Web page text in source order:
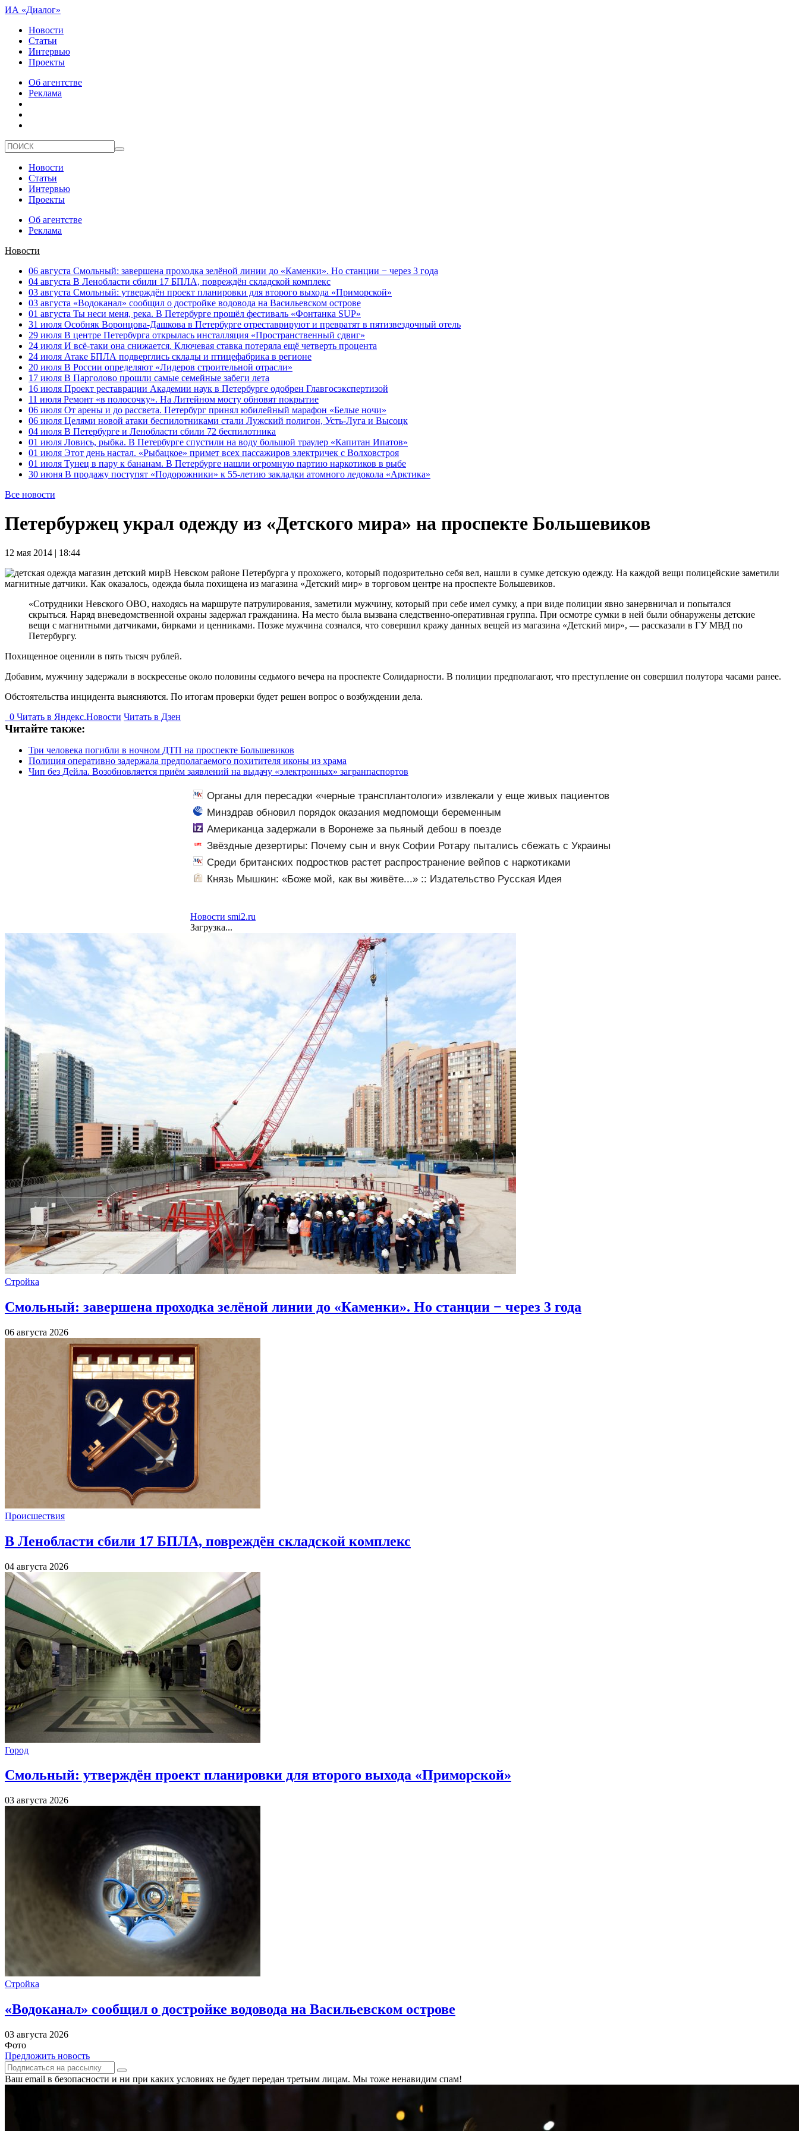
ИА «Диалог»
Новости
Статьи
Интервью
Проекты
Об агентстве
Реклама
Новости
Статьи
Интервью
Проекты
Об агентстве
Реклама
Новости
06 августа Смольный: завершена проходка зелёной линии до «Каменки». Но станции − через 3 года
04 августа В Ленобласти сбили 17 БПЛА, повреждён складской комплекс
03 августа Смольный: утверждён проект планировки для второго выхода «Приморской»
03 августа «Водоканал» сообщил о достройке водовода на Васильевском острове
01 августа Ты неси меня, река. В Петербурге прошёл фестиваль «Фонтанка SUP»
31 июля Особняк Воронцова-Дашкова в Петербурге отреставрируют и превратят в пятизвездочный отель
29 июля В центре Петербурга открылась инсталляция «Пространственный сдвиг»
24 июля И всё-таки она снижается. Ключевая ставка потеряла ещё четверть процента
24 июля Атаке БПЛА подверглись склады и птицефабрика в регионе
20 июля В России определяют «Лидеров строительной отрасли»
17 июля В Парголово прошли самые семейные забеги лета
16 июля Проект реставрации Академии наук в Петербурге одобрен Главгосэкспертизой
11 июля Ремонт «в полосочку». На Литейном мосту обновят покрытие
06 июля От арены и до рассвета. Петербург принял юбилейный марафон «Белые ночи»
06 июля Целями новой атаки беспилотниками стали Лужский полигон, Усть-Луга и Высоцк
04 июля В Петербурге и Ленобласти сбили 72 беспилотника
01 июля Ловись, рыбка. В Петербурге спустили на воду большой траулер «Капитан Ипатов»
01 июля Этот день настал. «Рыбацкое» примет всех пассажиров электричек с Волховстроя
01 июля Тунец в пару к бананам. В Петербурге нашли огромную партию наркотиков в рыбе
30 июня В продажу поступят «Подорожники» к 55-летию закладки атомного ледокола «Арктика»
Все новости
Петербуржец украл одежду из «Детского мира» на проспекте Большевиков
12 мая 2014 | 18:44
В Невском районе Петербурга у прохожего, который подозрительно себя вел, нашли в сумке детскую одежду. На каждой вещи полицейские заметили
магнитные датчики. Как оказалось, одежда была похищена из магазина «Детский мир» в торговом центре на проспекте Большевиков.
«Сотрудники Невского ОВО, находясь на маршруте патрулирования, заметили мужчину, который при себе имел сумку, а при виде полиции явно занервничал и попытался
скрыться. Наряд вневедомственной охраны задержал гражданина. На место была вызвана следственно-оперативная группа. При осмотре сумки в ней были обнаружены детские
вещи с магнитными датчиками, бирками и ценниками. Позже мужчина сознался, что совершил кражу данных вещей из магазина «Детский мир», — рассказали в ГУ МВД по
Петербургу.
Похищенное оценили в пять тысяч рублей.
Добавим, мужчину задержали в воскресенье около половины седьмого вечера на проспекте Солидарности. В полиции предполагают, что преступление он совершил полутора часами ранее.
Обстоятельства инцидента выясняются. По итогам проверки будет решен вопрос о возбуждении дела.
0 Читать в Яндекс.Новости Читать в Дзен
Читайте также:
Три человека погибли в ночном ДТП на проспекте Большевиков
Полиция оперативно задержала предполагаемого похитителя иконы из храма
Чип без Дейла. Возобновляется приём заявлений на выдачу «электронных» загранпаспортов
Органы для пересадки «черные трансплантологи» извлекали у еще живых пациентов
Минздрав обновил порядок оказания медпомощи беременным
Американца задержали в Воронеже за пьяный дебош в поезде
Звёздные дезертиры: Почему сын и внук Софии Ротару пытались сбежать с Украины
Среди британских подростков растет распространение вейпов с наркотиками
Князь Мышкин: «Боже мой, как вы живёте...» :: Издательство Русская Идея
Новости smi2.ru
Загрузка...
Стройка
Смольный: завершена проходка зелёной линии до «Каменки». Но станции − через 3 года
06 августа 2026
Происшествия
В Ленобласти сбили 17 БПЛА, повреждён складской комплекс
04 августа 2026
Город
Смольный: утверждён проект планировки для второго выхода «Приморской»
03 августа 2026
Стройка
«Водоканал» сообщил о достройке водовода на Васильевском острове
03 августа 2026
Фото
Предложить новость
Ваш email в безопасности и ни при каких условиях не будет передан третьим лицам. Мы тоже ненавидим спам!